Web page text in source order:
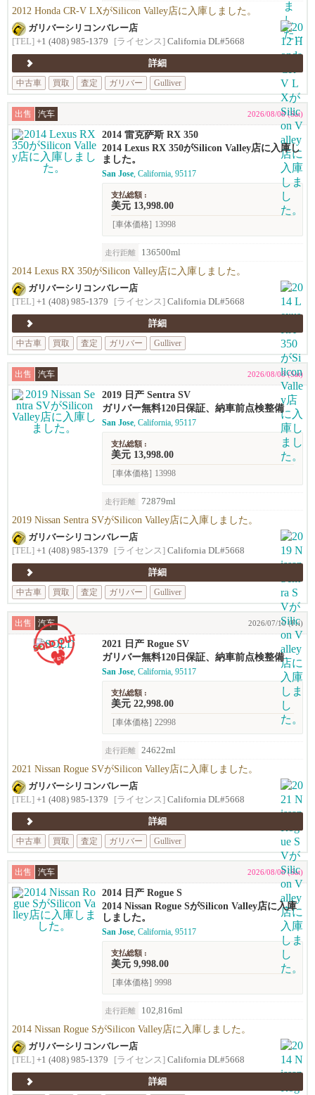
2012 Honda CR-V LXがSilicon Valley店に入庫しました。
ガリバーシリコンバレー店
[TEL] +1 (408) 985-1379 [ライセンス] California DL#5668
詳細
中古車
買取 査定 ガリバー Gulliver
出售 汽车 2026/08/08 (Sat)
2014 雷克萨斯 RX 350
2014 Lexus RX 350がSilicon Valley店に入庫し
ました。
San Jose, California, 95117
支払総額 :
美元 13,998.00
[車体価格] 13998
走行距離 136500ml
2014 Lexus RX 350がSilicon Valley店に入庫しました。
ガリバーシリコンバレー店
[TEL] +1 (408) 985-1379 [ライセンス] California DL#5668
詳細
中古車
買取 査定 ガリバー Gulliver
出售 汽车 2026/08/08 (Sat)
2019 日产 Sentra SV
ガリバー無料120日保証、納車前点検整備
San Jose, California, 95117
支払総額 :
美元 13,998.00
[車体価格] 13998
走行距離 72879ml
2019 Nissan Sentra SVがSilicon Valley店に入庫しました。
ガリバーシリコンバレー店
[TEL] +1 (408) 985-1379 [ライセンス] California DL#5668
詳細
中古車
買取 査定 ガリバー Gulliver
出售 汽车 2026/07/10 (Fri)
2021 日产 Rogue SV
ガリバー無料120日保証、納車前点検整備
San Jose, California, 95117
支払総額 :
美元 22,998.00
[車体価格] 22998
走行距離 24622ml
2021 Nissan Rogue SVがSilicon Valley店に入庫しました。
ガリバーシリコンバレー店
[TEL] +1 (408) 985-1379 [ライセンス] California DL#5668
詳細
中古車
買取 査定 ガリバー Gulliver
出售 汽车 2026/08/08 (Sat)
2014 日产 Rogue S
2014 Nissan Rogue SがSilicon Valley店に入庫
しました。
San Jose, California, 95117
支払総額 :
美元 9,998.00
[車体価格] 9998
走行距離 102,816ml
2014 Nissan Rogue SがSilicon Valley店に入庫しました。
ガリバーシリコンバレー店
[TEL] +1 (408) 985-1379 [ライセンス] California DL#5668
詳細